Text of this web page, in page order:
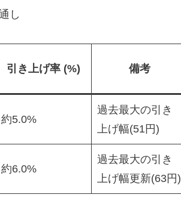
し
引き上げ率 (%) 備考
約5.0%
過去最大の引き
上げ幅(51円)
約6.0%
過去最大の引き
上げ幅更新(63円)